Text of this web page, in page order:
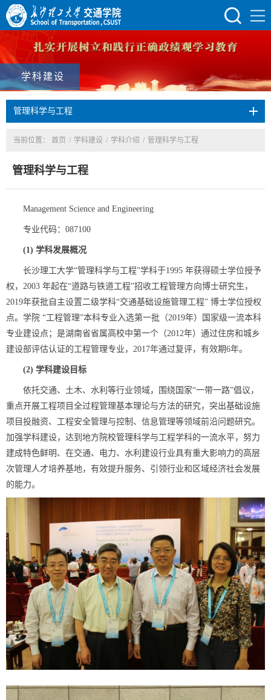
学科建设
管理科学与工程
当前位置： 首页 / 学科建设 / 学科介绍 / 管理科学与工程
管理科学与工程
Management Science and Engineering
专业代码：087100
(1) 学科发展概况
长沙理工大学“管理科学与工程”学科于1995 年获得硕士学位授予
权，2003 年起在“道路与铁道工程”招收工程管理方向博士研究生，
2019年获批自主设置二级学科“交通基础设施管理工程” 博士学位授权
点。学院 “工程管理”本科专业入选第一批（2019年）国家级一流本科
专业建设点；是湖南省省属高校中第一个（2012年）通过住房和城乡
建设部评估认证的工程管理专业，2017年通过复评，有效期6年。
(2) 学科建设目标
依托交通、土木、水利等行业领域，围绕国家“一带一路”倡议，
重点开展工程项目全过程管理基本理论与方法的研究，突出基础设施
项目投融资、工程安全管理与控制、信息管理等领域前沿问题研究。
加强学科建设，达到地方院校管理科学与工程学科的一流水平，努力
建成特色鲜明、在交通、电力、水利建设行业具有重大影响力的高层
次管理人才培养基地，有效提升服务、引领行业和区域经济社会发展
的能力。